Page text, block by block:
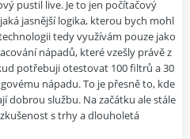
pustil live. Je to jen počítačový
jasnější logika, kterou bych mohl
tedy využívám pouze jako
nápadů, které vzešly právě z
potřebuji otestovat 100 filtrů a 30
nápadu. To je přesně to, kde
dobrou službu. Na začátku ale stále
s trhy a dlouholetá